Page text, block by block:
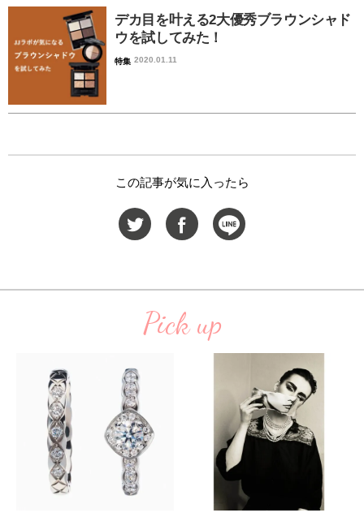
デカ目を叶える2大優秀ブラウンシャド
ウを試してみた！
特集 2020.01.11
この記事が気に入ったら
Pick up